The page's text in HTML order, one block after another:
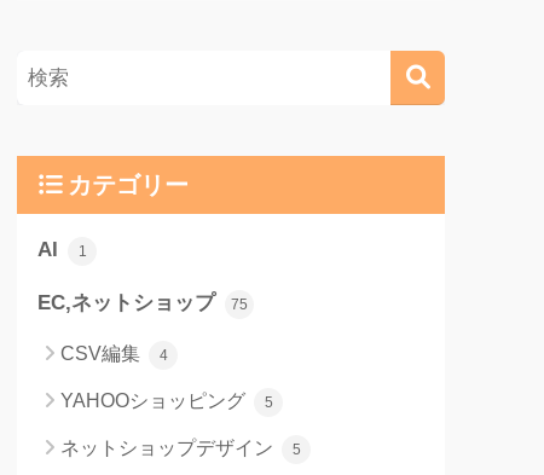
カテゴリー
AI 1
EC,ネットショップ 75
CSV編集 4
YAHOOショッピング 5
ネットショップデザイン 5